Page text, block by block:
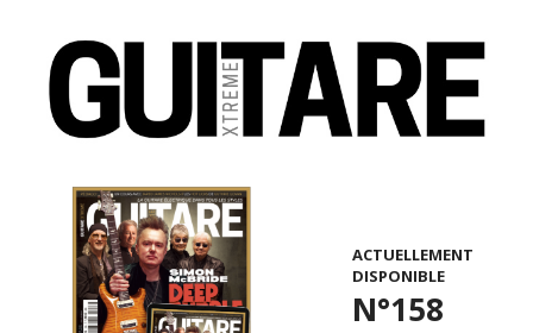
ACTUELLEMENT
DISPONIBLE
N°158